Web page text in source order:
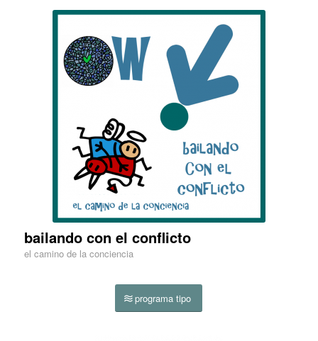
bailando con el conflicto
el camino de la conciencia
programa tipo